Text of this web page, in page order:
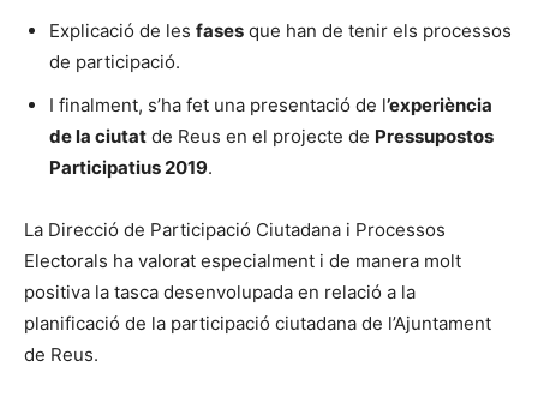
Explicació de les fases que han de tenir els processos
de participació.
I finalment, s’ha fet una presentació de l’experiència
de la ciutat de Reus en el projecte de Pressupostos
Participatius 2019.
La Direcció de Participació Ciutadana i Processos
Electorals ha valorat especialment i de manera molt
positiva la tasca desenvolupada en relació a la
planificació de la participació ciutadana de l’Ajuntament
de Reus.